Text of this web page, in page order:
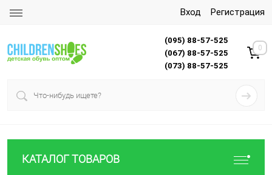
Вход Регистрация
(095) 88-57-525
(067) 88-57-525
(073) 88-57-525
0
КАТАЛОГ ТОВАРОВ